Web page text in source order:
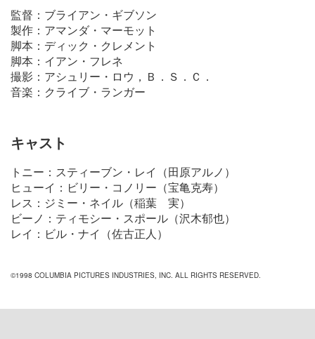
監督：ブライアン・ギブソン
製作：アマンダ・マーモット
脚本：ディック・クレメント
脚本：イアン・フレネ
撮影：アシュリー・ロウ，Ｂ．Ｓ．Ｃ．
音楽：クライブ・ランガー
キャスト
トニー：スティーブン・レイ（田原アルノ）
ヒューイ：ビリー・コノリー（宝亀克寿）
レス：ジミー・ネイル（稲葉 実）
ビーノ：ティモシー・スポール（沢木郁也）
レイ：ビル・ナイ（佐古正人）
©1998 COLUMBIA PICTURES INDUSTRIES, INC. ALL RIGHTS RESERVED.